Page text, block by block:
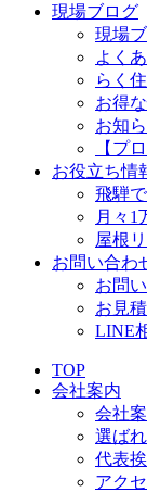
現場ブログ
現場
よく
らく
お得
お知
【プ
お役立ち情
飛騨
月々1
屋根
お問い合わ
お問
お見
LINE
TOP
会社案内
会社
選ば
代表
アク